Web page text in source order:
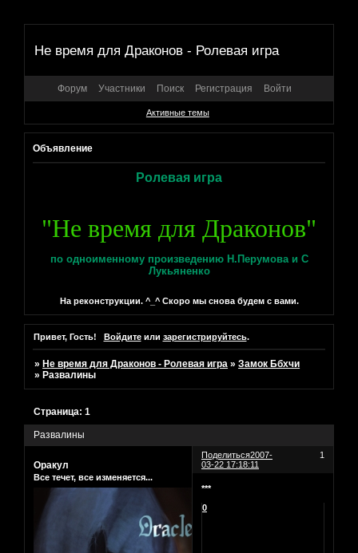
Не время для Драконов - Ролевая игра
Форум Участники Поиск Регистрация Войти
Активные темы
Объявление
Ролевая игра
"Не время для Драконов"
по одноименному произведению Н.Перумова и С
Лукьяненко
На реконструкции. ^_^ Скоро мы снова будем с вами.
Привет, Гость! Войдитеили зарегистрируйтесь.
» Не время для Драконов - Ролевая игра »Замок Ббхчи
» Развалины
Развалины
Страница:1
Поделиться 1
2007-
03-22 17:18:11
Оракул
Все течет, все изменяется...
***
0